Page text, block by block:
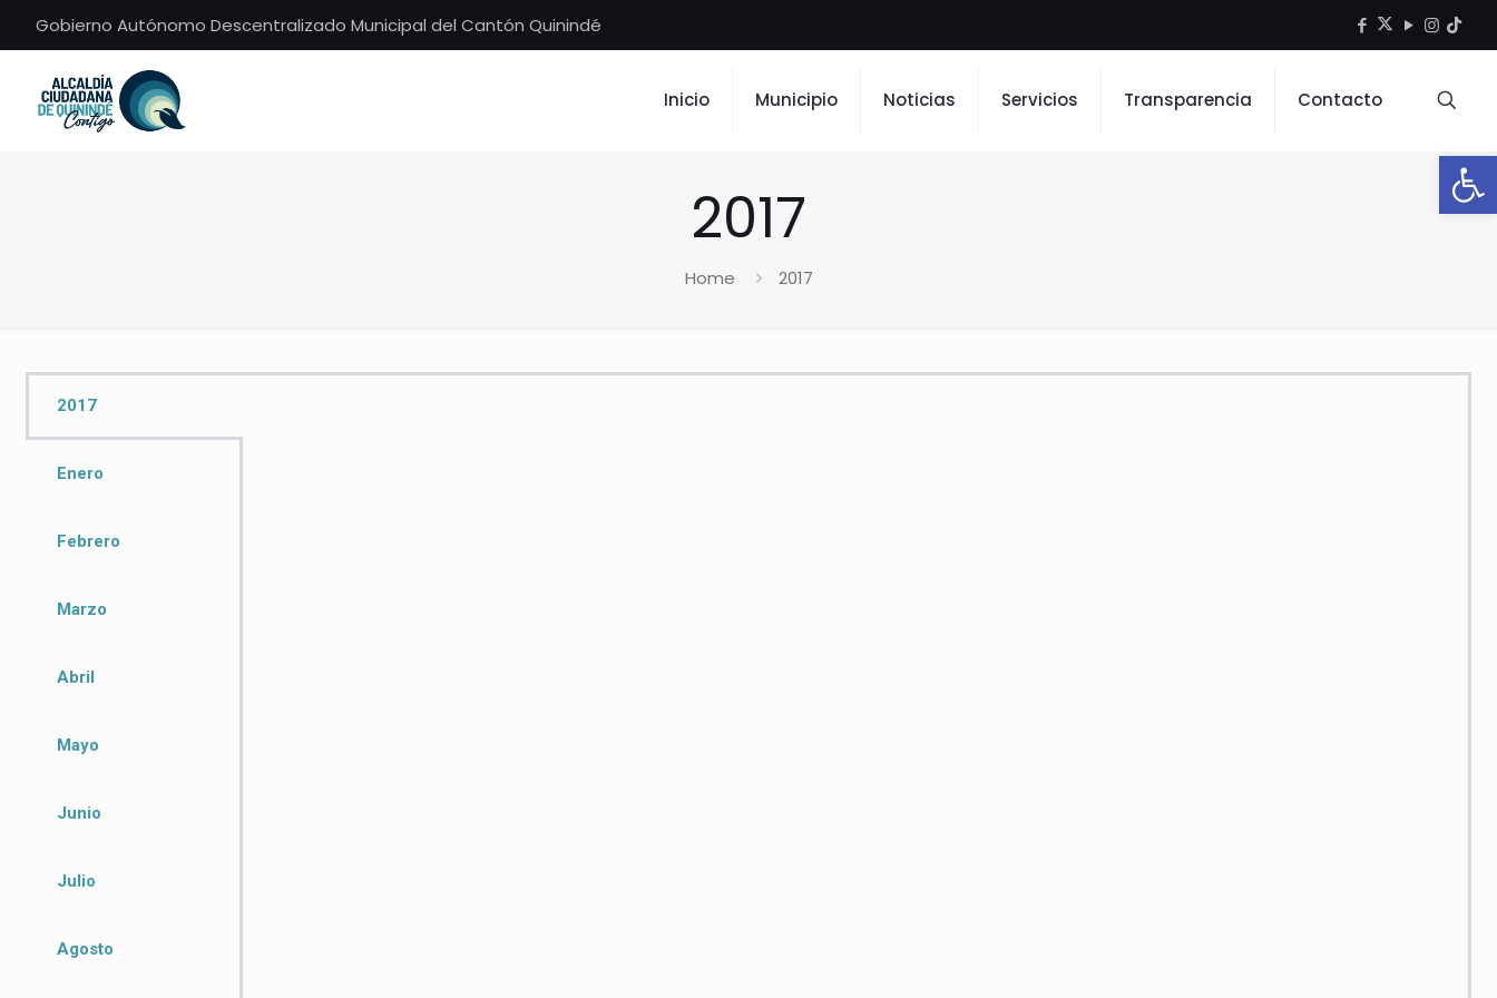
Gobierno Autónomo Descentralizado Municipal del Cantón Quinindé
Inicio Municipio Noticias Servicios Transparencia Contacto
2017
Home 2017
2017
Enero
Febrero
Marzo
Abril
Mayo
Junio
Julio
Agosto